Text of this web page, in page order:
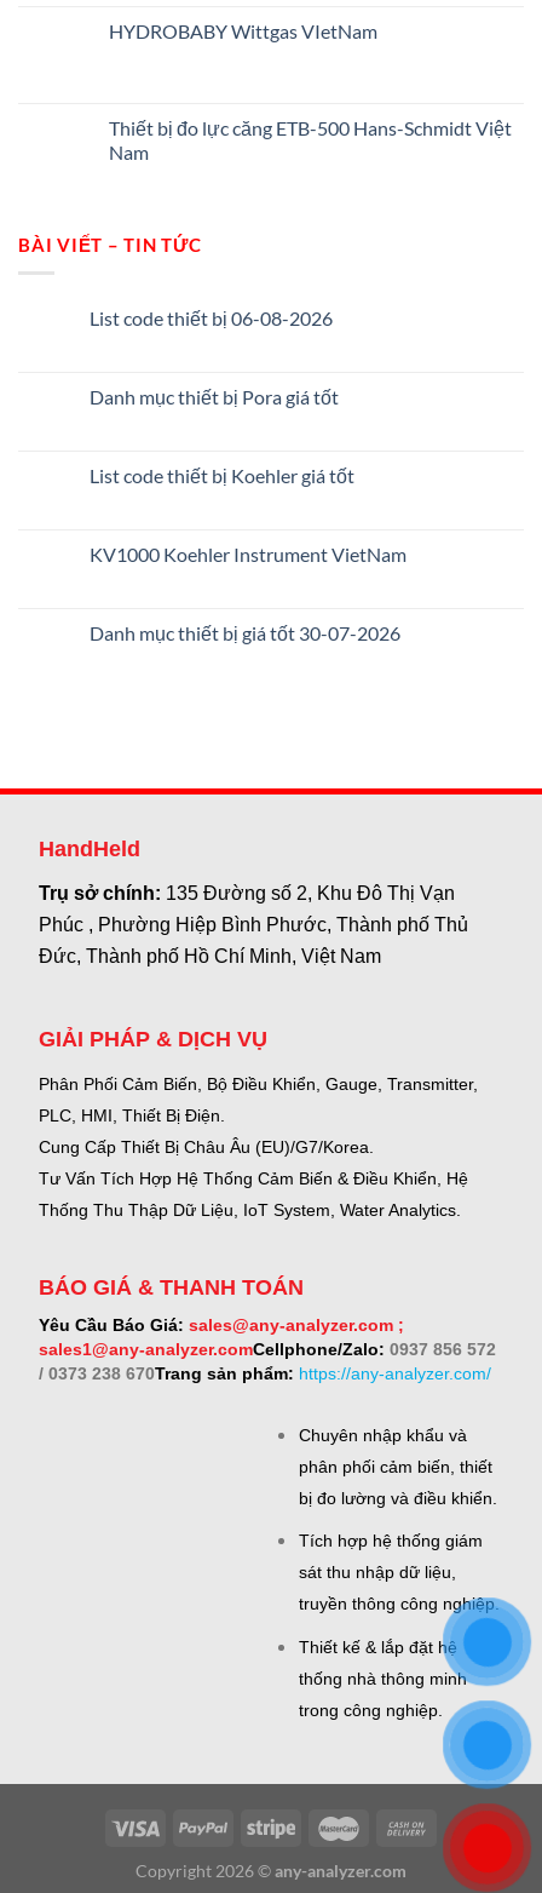
HYDROBABY Wittgas VIetNam
Thiết bị đo lực căng ETB-500 Hans-Schmidt Việt
Nam
BÀI VIẾT – TIN TỨC
List code thiết bị 06-08-2026
Danh mục thiết bị Pora giá tốt
List code thiết bị Koehler giá tốt
KV1000 Koehler Instrument VietNam
Danh mục thiết bị giá tốt 30-07-2026
HandHeld
Trụ sở chính: 135 Đường số 2, Khu Đô Thị Vạn
Phúc , Phường Hiệp Bình Phước, Thành phố Thủ
Đức, Thành phố Hồ Chí Minh, Việt Nam
GIẢI PHÁP & DỊCH VỤ
Phân Phối Cảm Biến, Bộ Điều Khiển, Gauge, Transmitter,
PLC, HMI, Thiết Bị Điện.
Cung Cấp Thiết Bị Châu Âu (EU)/G7/Korea.
Tư Vấn Tích Hợp Hệ Thống Cảm Biến & Điều Khiển, Hệ
Thống Thu Thập Dữ Liệu, IoT System, Water Analytics.
BÁO GIÁ & THANH TOÁN
Yêu Cầu Báo Giá: sales@any-analyzer.com ;
sales1@any-analyzer.comCellphone/Zalo: 0937 856 572
/ 0373 238 670Trang sản phẩm: https://any-analyzer.com/
Chuyên nhập khẩu và
phân phối cảm biến, thiết
bị đo lường và điều khiển.
Tích hợp hệ thống giám
sát thu nhập dữ liệu,
truyền thông công nghiệp.
Thiết kế & lắp đặt hệ
thống nhà thông minh
trong công nghiệp.
Copyright 2026 ©any-analyzer.com